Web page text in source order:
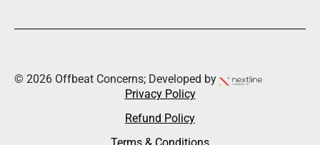
© 2026 Offbeat Concerns; Developed by
Privacy Policy
Refund Policy